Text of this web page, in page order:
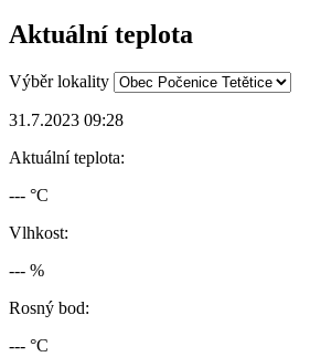
Aktuální teplota
Výběr lokality
31.7.2023 09:28
Aktuální teplota:
--- °C
Vlhkost:
--- %
Rosný bod:
--- °C